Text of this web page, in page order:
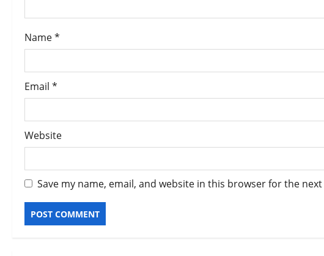
o
n
Name*
Email *
Website
Save my name, email, and website in this browser for the